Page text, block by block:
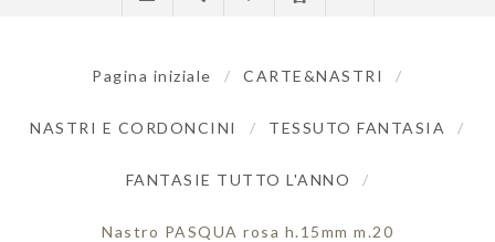
Pagina iniziale / CARTE&NASTRI /
NASTRI E CORDONCINI / TESSUTO FANTASIA /
FANTASIE TUTTO L'ANNO /
Nastro PASQUA rosa h.15mm m.20